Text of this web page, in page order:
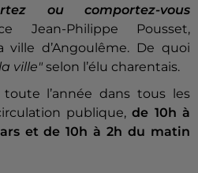
ou comportez-vous
Jean-Philippe Pousset,
d’Angoulême. De quoi
ville" selon l’élu charentais.
toute l’année dans tous les
publique,de 10h à
et de 10h à 2h du matin